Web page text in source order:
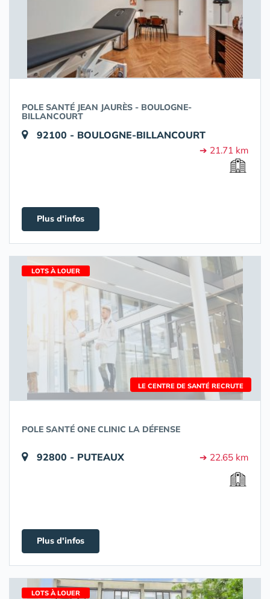
POLE SANTÉ JEAN JAURÈS - BOULOGNE-
BILLANCOURT
92100 - BOULOGNE-BILLANCOURT
➔ 21.71 km
Plus d'infos
LE CENTRE DE SANTÉ RECRUTE
LOTS À LOUER
POLE SANTÉ ONE CLINIC LA DÉFENSE
92800 - PUTEAUX ➔ 22.65 km
Plus d'infos
LOTS À LOUER